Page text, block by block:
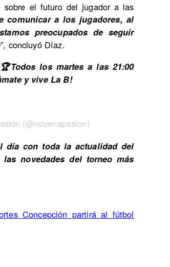
sobre el futuro del jugador a las
comunicar a los jugadores, al
preocupados de seguir
”, concluyó Díaz.
los martes a las 21:00
y vive La B!
(@novenapasion)
día con toda la actualidad del
novedades del torneo más
Concepción partirá al fútbol